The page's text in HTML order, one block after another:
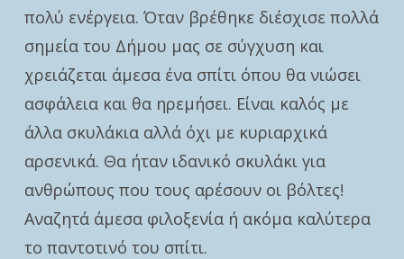
πολύ ενέργεια. Όταν βρέθηκε διέσχισε πολλά
σημεία του Δήμου μας σε σύγχυση και
χρειάζεται άμεσα ένα σπίτι όπου θα νιώσει
ασφάλεια και θα ηρεμήσει. Είναι καλός με
άλλα σκυλάκια αλλά όχι με κυριαρχικά
αρσενικά. Θα ήταν ιδανικό σκυλάκι για
ανθρώπους που τους αρέσουν οι βόλτες!
Αναζητά άμεσα φιλοξενία ή ακόμα καλύτερα
το παντοτινό του σπίτι.